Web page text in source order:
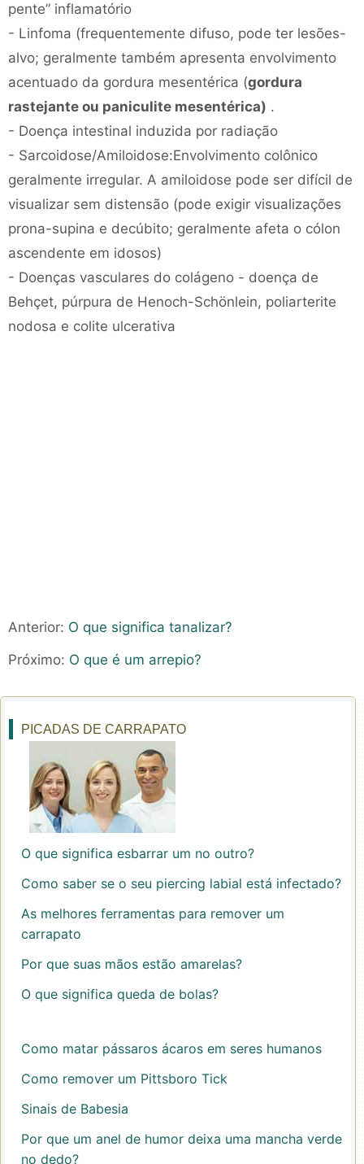
pente” inflamatório
- Linfoma (frequentemente difuso, pode ter lesões-
alvo; geralmente também apresenta envolvimento
acentuado da gordura mesentérica (gordura
rastejante ou paniculite mesentérica) .
- Doença intestinal induzida por radiação
- Sarcoidose/Amiloidose:Envolvimento colônico
geralmente irregular. A amiloidose pode ser difícil de
visualizar sem distensão (pode exigir visualizações
prona-supina e decúbito; geralmente afeta o cólon
ascendente em idosos)
- Doenças vasculares do colágeno - doença de
Behçet, púrpura de Henoch-Schönlein, poliarterite
nodosa e colite ulcerativa
Anterior: O que significa tanalizar?
Próximo: O que é um arrepio?
PICADAS DE CARRAPATO
O que significa esbarrar um no outro?
Como saber se o seu piercing labial está infectado?
As melhores ferramentas para remover um
carrapato
Por que suas mãos estão amarelas?
O que significa queda de bolas?
Como matar pássaros ácaros em seres humanos
Como remover um Pittsboro Tick
Sinais de Babesia
Por que um anel de humor deixa uma mancha verde
no dedo?